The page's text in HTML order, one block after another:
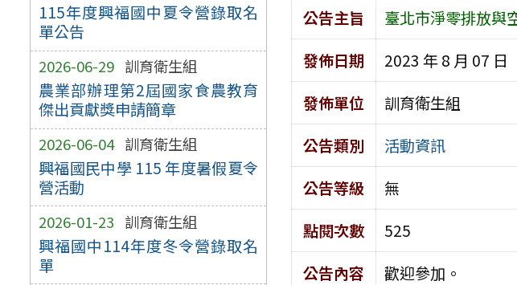
115年度興福國中夏令營錄取名
單公告
2026-06-29 訓育衛生組
農業部辦理第2屆國家食農教育
傑出貢獻獎申請簡章
2026-06-04 訓育衛生組
興福國民中學 115 年度暑假夏令
營活動
2026-01-23 訓育衛生組
興福國中114年度冬令營錄取名
單
公告主旨
臺北市淨零排放與
發佈日期
2023 年 8 月 07 日
發佈單位
訓育衛生組
公告類別
活動資訊
公告等級
無
點閱次數
525
公告內容
歡迎參加。